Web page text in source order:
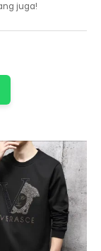
juga!